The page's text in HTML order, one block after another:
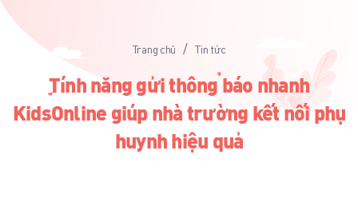
Trang chủ / Tin tức
Tính năng gửi thông báo nhanh
KidsOnline giúp nhà trường kết nối phụ
huynh hiệu quả